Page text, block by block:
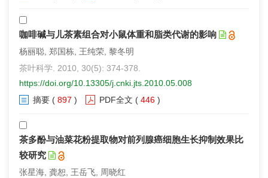
咖啡碱与儿茶素组合对小鼠体重和脂类代谢的影响
杨丽聪, 郑国栋, 王纯荣, 黎冬明
茶叶科学. 2010, 30(5): 374-378.
https://doi.org/10.13305/j.cnki.jts.2010.05.008
摘要 ( 897 ) PDF全文 ( 446 )
茶多酚与油菜花粉提取物对前列腺癌细胞生长抑制效果比
较研究
张星海, 龚恕, 王岳飞, 周晓红